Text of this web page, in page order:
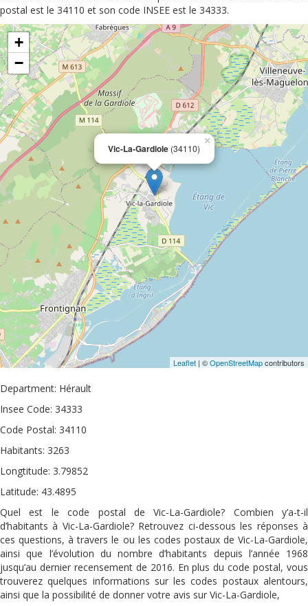
postal est le 34110 et son code INSEE est le 34333.
Vic-La-Gardiole (34110)
×
+
−
Leaflet | ©OpenStreetMapcontributors
Department: Hérault
Insee Code: 34333
Code Postal: 34110
Habitants: 3263
Longtitude: 3.79852
Latitude: 43.4895
Quel est le code postal de Vic-La-Gardiole? Combien y’a-t-il
d’habitants à Vic-La-Gardiole? Retrouvez ci-dessous les réponses à
ces questions, à travers le ou les codes postaux de Vic-La-Gardiole,
ainsi que l’évolution du nombre d’habitants depuis l’année 1968
jusqu’au dernier recensement de 2016. En plus du code postal, vous
trouverez quelques informations sur les codes postaux alentours,
ainsi que la possibilité de donner votre avis sur Vic-La-Gardiole,